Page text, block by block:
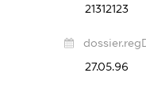
21312123
27.05.96